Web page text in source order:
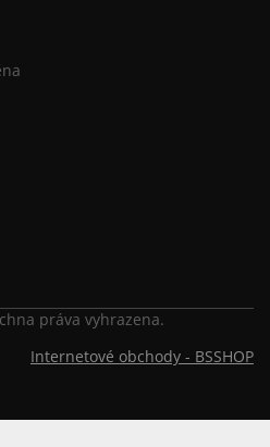
práva vyhrazena.
Internetové obchody - BSSHOP